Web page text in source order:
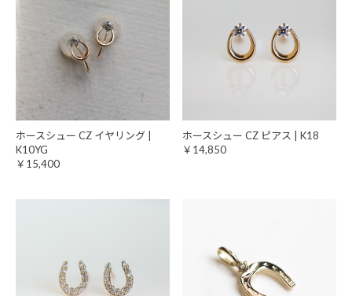
ホースシュー CZ イヤリング |
K10YG
￥15,400
ホースシュー CZ ピアス | K18
￥14,850